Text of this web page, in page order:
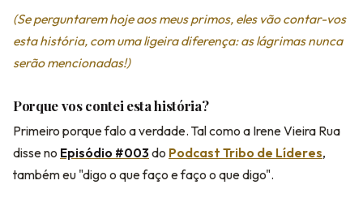
(Se perguntarem hoje aos meus primos, eles vão contar-vos
esta história, com uma ligeira diferença: as lágrimas nunca
serão mencionadas!)
Porque vos contei esta história?
Primeiro porque falo a verdade. Tal como a Irene Vieira Rua
disse no Episódio #003 do Podcast Tribo de Líderes,
também eu "digo o que faço e faço o que digo".